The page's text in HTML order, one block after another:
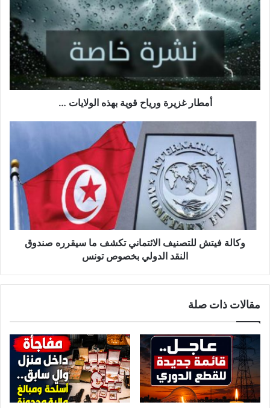
من جانبه، أعلن مقر الدفاع الإقليمى لجمهورية دونيتسك الشعبية عن
إجلاء 312 شخصا من بينهم 88 طفلا من مدينة ماريوبول وضواحيها
إلى منطقة “نوفوآزوفسكي” بالجمهورية، وذلك على مدار الساعات
الأربع والعشرون الماضية.
ورياح
قوية
بهذه
الولايات
…
أمطار غزيرة ورياح قوية بهذه الولايات …
للتصنيف
الائتماني
تكشف
سيقرره
صندوق
النقد
الدوليوكالة فيتش للتصنيف الائتماني تكشف ما سيقرره صندوق
النقد الدولي بخصوص تونس
مقالات ذات صلة